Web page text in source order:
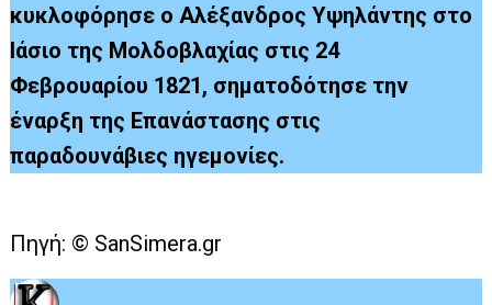
κυκλοφόρησε ο Αλέξανδρος Υψηλάντης στο
Ιάσιο της Μολδοβλαχίας στις 24
Φεβρουαρίου 1821, σηματοδότησε την
έναρξη της Επανάστασης στις
παραδουνάβιες ηγεμονίες.
Πηγή: © SanSimera.gr